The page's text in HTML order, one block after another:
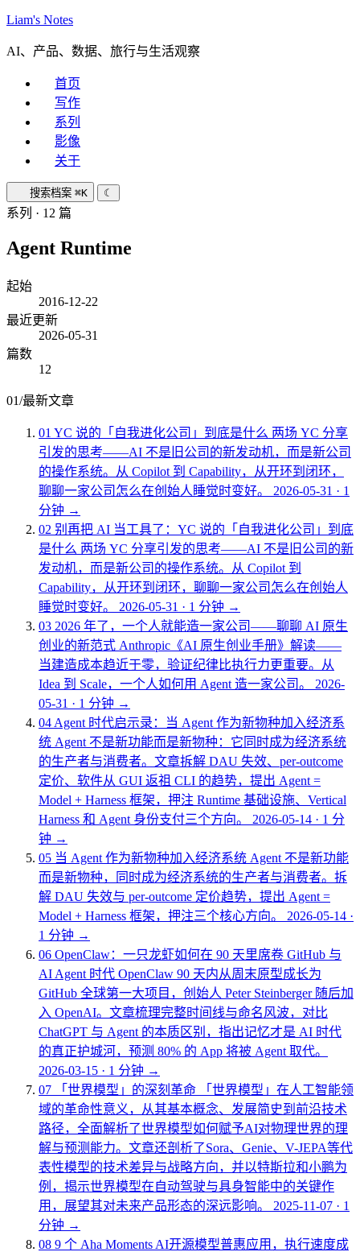
Liam's Notes
AI、产品、数据、旅行与生活观察
首页
写作
系列
影像
关于
搜索档案 ⌘K ☾
系列 · 12 篇
Agent Runtime
起始
2016-12-22
最近更新
2026-05-31
篇数
12
01/最新文章
01 YC 说的「自我进化公司」到底是什么 两场 YC 分享
引发的思考——AI 不是旧公司的新发动机，而是新公司
的操作系统。从 Copilot 到 Capability，从开环到闭环，
聊聊一家公司怎么在创始人睡觉时变好。
2026-05-31 · 1
分钟 →
02 别再把 AI 当工具了：YC 说的「自我进化公司」到底
是什么 两场 YC 分享引发的思考——AI 不是旧公司的新
发动机，而是新公司的操作系统。从 Copilot 到
Capability，从开环到闭环，聊聊一家公司怎么在创始人
睡觉时变好。
2026-05-31 · 1 分钟 →
03 2026 年了，一个人就能造一家公司——聊聊 AI 原生
创业的新范式 Anthropic《AI 原生创业手册》解读——
当建造成本趋近于零，验证纪律比执行力更重要。从
Idea 到 Scale，一个人如何用 Agent 造一家公司。
2026-
05-31 · 1 分钟 →
04 Agent 时代启示录：当 Agent 作为新物种加入经济系
统 Agent 不是新功能而是新物种：它同时成为经济系统
的生产者与消费者。文章拆解 DAU 失效、per-outcome
定价、软件从 GUI 返祖 CLI 的趋势，提出 Agent =
Model + Harness 框架，押注 Runtime 基础设施、Vertical
Harness 和 Agent 身份支付三个方向。
2026-05-14 · 1 分
钟 →
05 当 Agent 作为新物种加入经济系统 Agent 不是新功能
而是新物种，同时成为经济系统的生产者与消费者。拆
解 DAU 失效与 per-outcome 定价趋势，提出 Agent =
Model + Harness 框架，押注三个核心方向。
2026-05-14 ·
1 分钟 →
06 OpenClaw：一只龙虾如何在 90 天里席卷 GitHub 与
AI Agent 时代 OpenClaw 90 天内从周末原型成长为
GitHub 全球第一大项目，创始人 Peter Steinberger 随后加
入 OpenAI。文章梳理完整时间线与命名风波，对比
ChatGPT 与 Agent 的本质区别，指出记忆才是 AI 时代
的真正护城河，预测 80% 的 App 将被 Agent 取代。
2026-03-15 · 1 分钟 →
07
「世界模型」的深刻革命
「世界模型」在人工智能领
域的革命性意义，从其基本概念、发展简史到前沿技术
路径，全面解析了世界模型如何赋予AI对物理世界的理
解与预测能力。文章还剖析了Sora、Genie、V-JEPA等代
表性模型的技术差异与战略方向，并以特斯拉和小鹏为
例，揭示世界模型在自动驾驶与具身智能中的关键作
用，展望其对未来产品形态的深远影响。
2025-11-07 · 1
分钟 →
08 9 个 Aha Moments AI开源模型普惠应用，执行速度成